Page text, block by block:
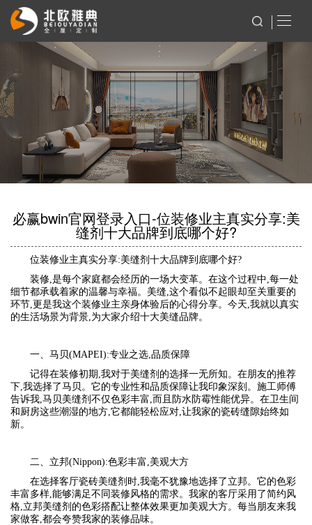
必赢bwin官网登录入口-位装修业主真实分享:美
缝剂十大品牌到底哪个好?
位装修业主真实分享:美缝剂十大品牌到底哪个好?
装修,是每个家庭都会经历的一场大变革。在这个过程中,每一处
细节都承载着家的温馨与幸福。美缝,这个看似不起眼却至关重要的
环节,更是我这个装修业主亲身体验后的心得分享。今天,我就以真实
的生活场景为背景,为大家介绍十大美缝品牌。
一、马贝(MAPEI):专业之选,品质保障
记得在装修初期,我对于美缝剂的选择一无所知。在朋友的推荐
下,我选择了马贝。它的专业性和品质保障让我印象深刻。施工师傅
告诉我,马贝美缝剂不仅色彩丰富,而且防水防霉性能优异。在卫生间
和厨房这些潮湿的地方,它都能轻松应对,让我家的瓷砖缝隙始终如
新。
二、立邦(Nippon):色彩丰富,美观大方
在选择客厅瓷砖美缝剂时,我毫不犹豫地选择了立邦。它的色彩
丰富多样,能够满足不同装修风格的需求。我家的客厅采用了简约风
格,立邦美缝剂的色彩搭配让整体效果更加美观大方。每当朋友来我
家做客,都会夸赞我家的装修品味。